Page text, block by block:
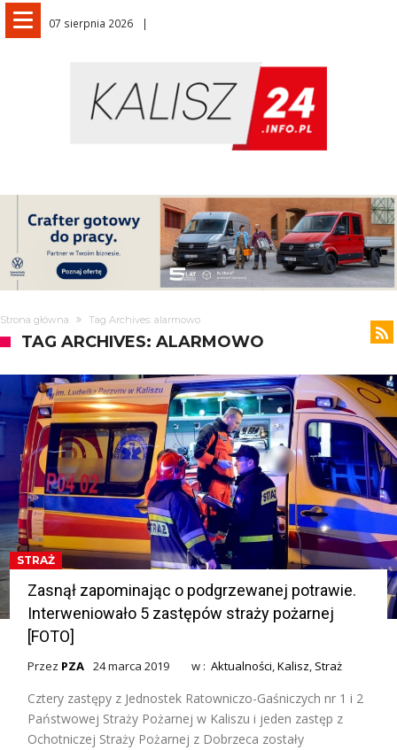
07 sierpnia 2026
Strona główna Tag Archives: alarmowo
TAG ARCHIVES: ALARMOWO
STRAŻ
Zasnął zapominając o podgrzewanej potrawie.
Interweniowało 5 zastępów straży pożarnej
[FOTO]
Przez PZA 24 marca 2019 w :Aktualności,Kalisz, Straż
Cztery zastępy z Jednostek Ratowniczo-Gaśniczych nr 1 i 2
Państwowej Straży Pożarnej w Kaliszu i jeden zastęp z
Ochotniczej Straży Pożarnej z Dobrzeca zostały